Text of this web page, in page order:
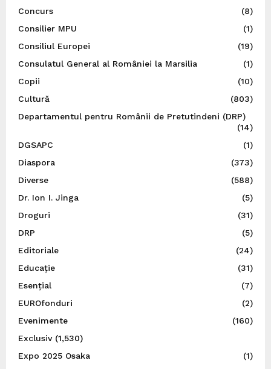
Concurs
(8)
Consilier MPU
(1)
Consiliul Europei
(19)
Consulatul General al României la Marsilia
(1)
Copii
(10)
Cultură
(803)
Departamentul pentru Românii de Pretutindeni (DRP)
(14)
DGSAPC
(1)
Diaspora
(373)
Diverse
(588)
Dr. Ion I. Jinga
(5)
Droguri
(31)
DRP
(5)
Editoriale
(24)
Educație
(31)
Esențial
(7)
EUROfonduri
(2)
Evenimente
(160)
Exclusiv(1,530)
Expo 2025 Osaka
(1)